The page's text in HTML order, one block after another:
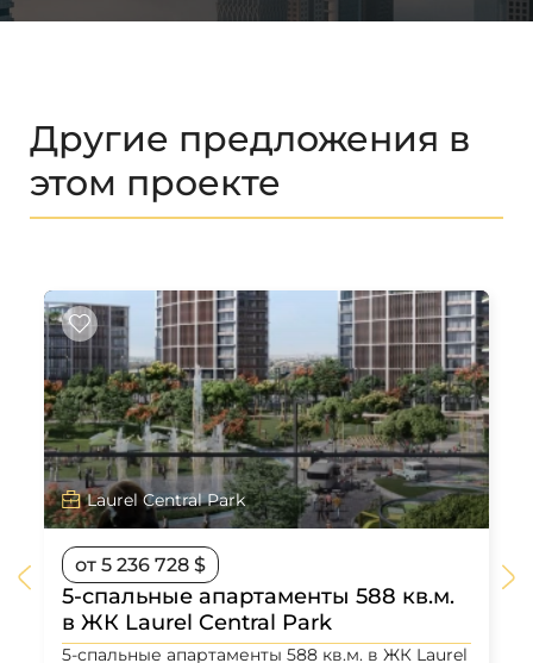
Другие предложения в
этом проекте
Laurel Central Park
от 5 236 728 $
5-спальные апартаменты 588 кв.м.
в ЖК Laurel Central Park
5-спальные апартаменты 588 кв.м. в ЖК Laurel